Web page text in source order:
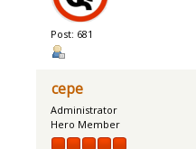
Post: 681
cepe
Administrator
Hero Member